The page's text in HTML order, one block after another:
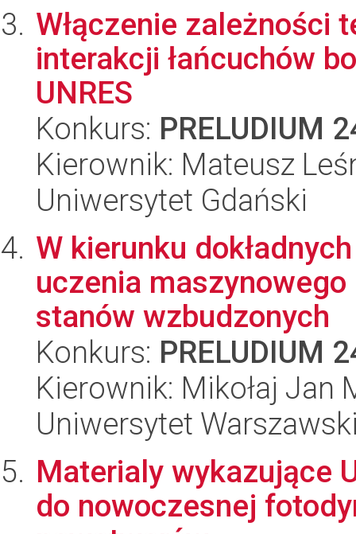
Włączenie zależności
interakcji łańcuchów
UNRES
Konkurs: PRELUDIUM
Kierownik: Mateusz
Uniwersytet Gdański
W kierunku
uczenia
stanów wzbudzonych
Konkurs: PRELUDIUM
Kierownik: Mikołaj Jan
Uniwersytet
Materialy wykazujące
do nowoczesnej